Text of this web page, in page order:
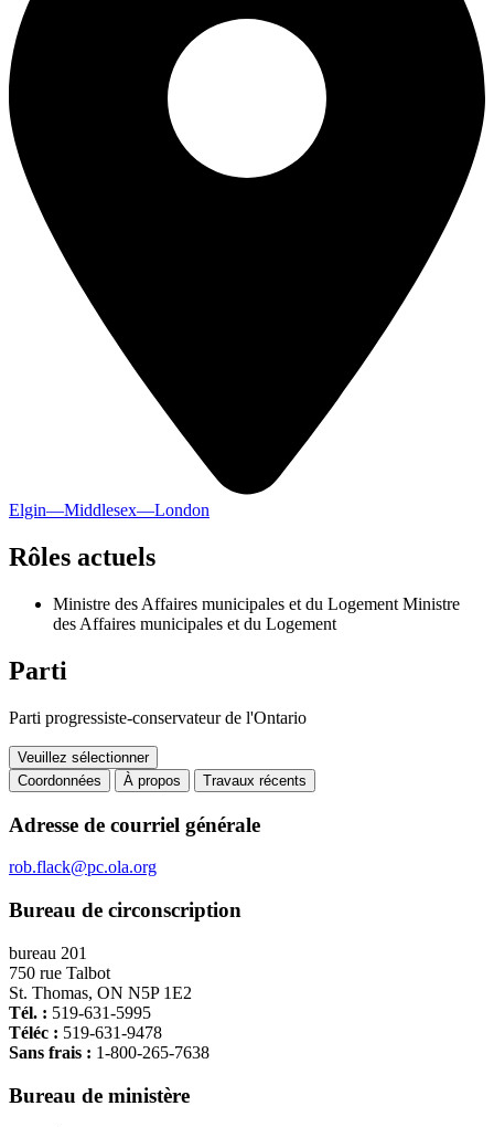
Elgin—Middlesex—London
Rôles actuels
Ministre des Affaires municipales et du Logement Ministre
des Affaires municipales et du Logement
Parti
Parti progressiste-conservateur de l'Ontario
Veuillez sélectionner
Coordonnées
À propos Travaux récents
Coordonnées
Adresse de courriel générale
rob.flack@pc.ola.org
Bureau de circonscription
bureau 201
750 rue Talbot
St. Thomas, ON N5P 1E2
Tél. : 519-631-5995
Téléc : 519-631-9478
Sans frais : 1-800-265-7638
Bureau de ministère